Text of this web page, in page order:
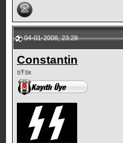
04-01-2008, 23:28
Constantin
ยŦยк